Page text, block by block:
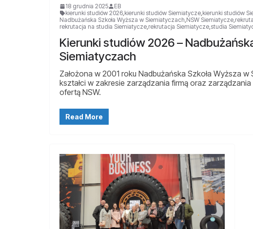
18 grudnia 2025
EB
kierunki studiów 2026 kierunki studiów Siemiatycze kierunki studiów
Nadbużańska Szkoła Wyższa w Siemiatyczach NSW Siemiatycze
rekrutacja na studia Siemiatycze rekrutacja Siemiatycze studia
Kierunki studiów 2026 –
Siemiatyczach
Założona w 2001 roku Nadbużańska Szkoła Wyższa
kształci w zakresie zarządzania firmą oraz
ofertą NSW.
Read More